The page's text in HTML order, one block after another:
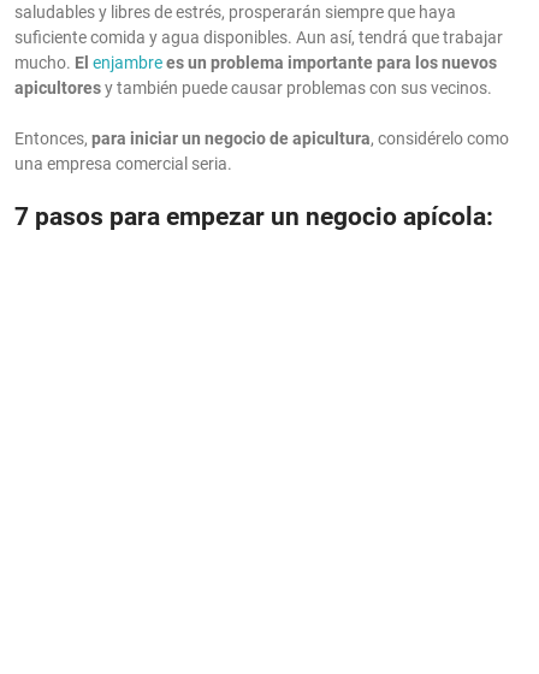
saludables y libres de estrés, prosperarán siempre que haya
suficiente comida y agua disponibles. Aun así, tendrá que trabajar
mucho. El enjambrees un problema importante para los nuevos
apicultoresy también puede causar problemas con sus vecinos.
Entonces, para iniciar un negocio de apicultura, considérelo como
una empresa comercial seria.
7 pasos para empezar un negocio apícola: